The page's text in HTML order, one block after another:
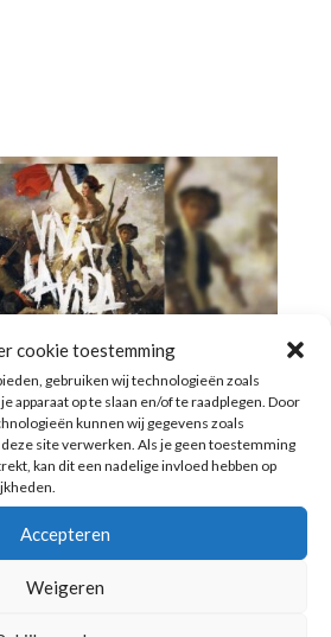
cookie toestemming
gebruiken wij technologieën zoals
apparaat op te slaan en/of te raadplegen. Door
kunnen wij gegevens zoals
site verwerken. Als je geen toestemming
kan dit een nadelige invloed hebben op
Accepteren
Weigeren
een strijkkwartet op